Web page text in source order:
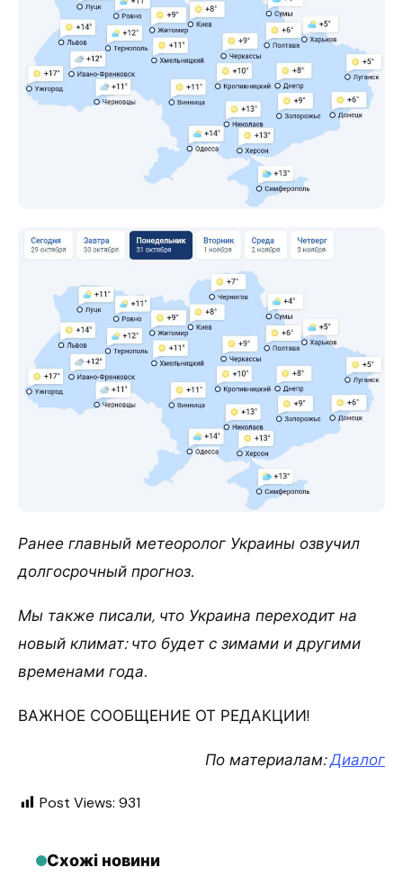
Ранее главный метеоролог Украины озвучил
долгосрочный прогноз.
Мы также писали, что Украина переходит на
новый климат: что будет с зимами и другими
временами года.
ВАЖНОЕ СООБЩЕНИЕ ОТ РЕДАКЦИИ!
По материалам:Диалог
Post Views: 931
Схожі новини